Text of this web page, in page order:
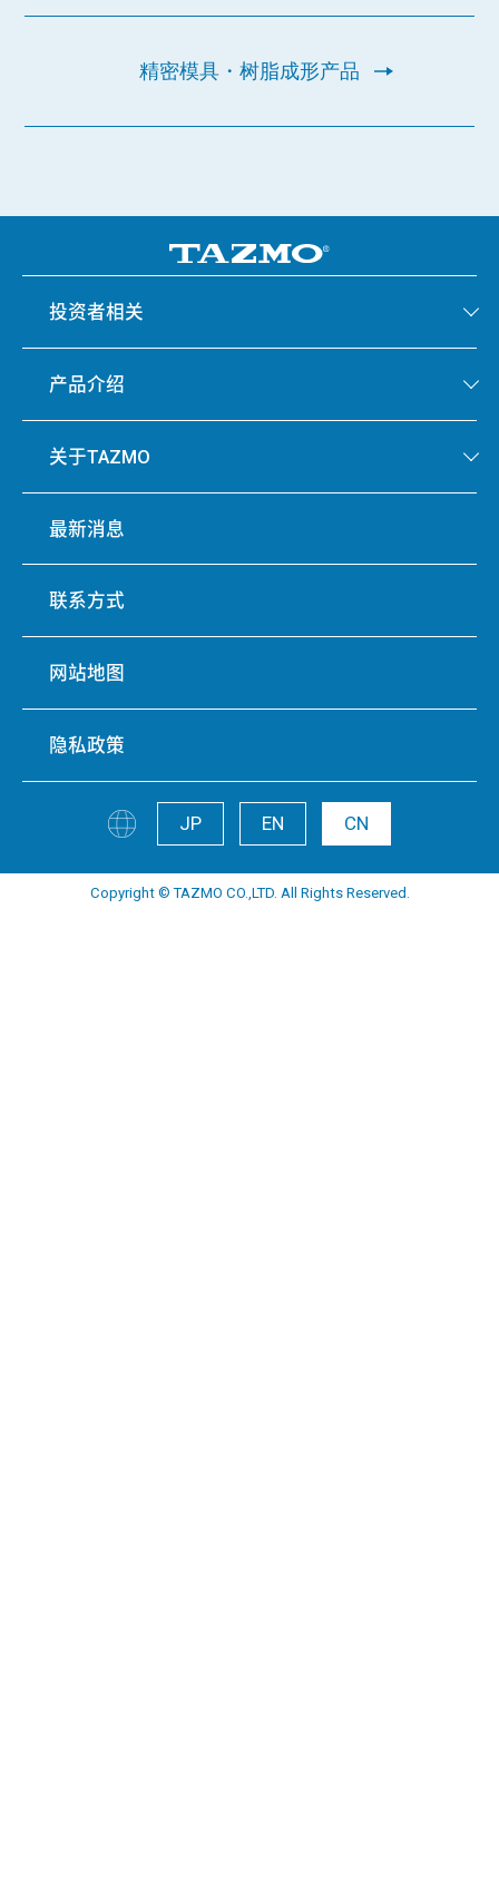
精密模具・树脂成形产品
投资者相关
产品介绍
关于TAZMO
最新消息
联系方式
网站地图
隐私政策
JP EN CN
Copyright © TAZMO CO.,LTD. All Rights Reserved.